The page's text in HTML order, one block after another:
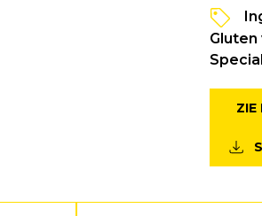
Gluten
ZIE